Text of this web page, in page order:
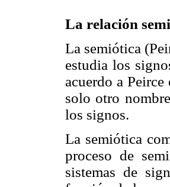
La relación
La semiótica
estudia los
acuerdo a
solo otro
los signos.
La semiótica
proceso de
sistemas de